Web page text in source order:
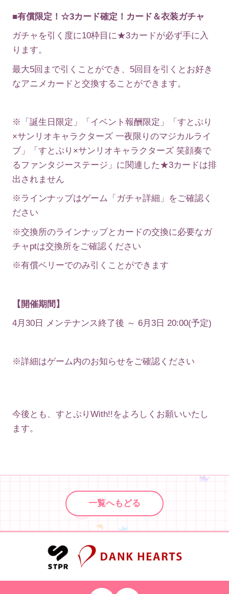
■有償限定！☆3カード確定！カード＆衣装ガチャ
ガチャを引く度に10枠目に★3カードが必ず手に入
ります。
最大5回まで引くことができ、5回目を引くとお好き
なアニメカードと交換することができます。
※「誕生日限定」「イベント報酬限定」「すとぷり
×サンリオキャラクターズ 一夜限りのマジカルライ
ブ」「すとぷり×サンリオキャラクターズ 笑顔奏で
るファンタジーステージ」に関連した★3カードは排
出されません
※ラインナップはゲーム「ガチャ詳細」をご確認く
ださい
※交換所のラインナップとカードの交換に必要なガ
チャptは交換所をご確認ください
※有償ベリーでのみ引くことができます
【開催期間】
4月30日 メンテナンス終了後 ～ 6月3日 20:00(予定)
※詳細はゲーム内のお知らせをご確認ください
今後とも、すとぷりWith!!をよろしくお願いいたし
ます。
一覧へもどる